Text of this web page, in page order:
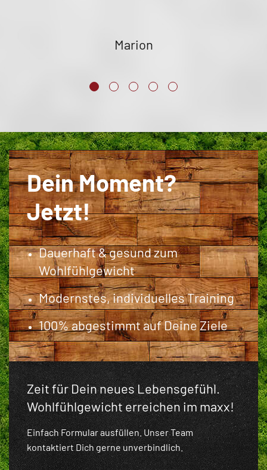
Marion
Dein Moment?
Jetzt!
Dauerhaft & gesund zum
Wohlfühlgewicht
Modernstes, individuelles Training
100% abgestimmt auf Deine Ziele
Zeit für Dein neues Lebensgefühl.
Wohlfühlgewicht erreichen im maxx!
Einfach Formular ausfüllen. Unser Team
kontaktiert Dich gerne unverbindlich.